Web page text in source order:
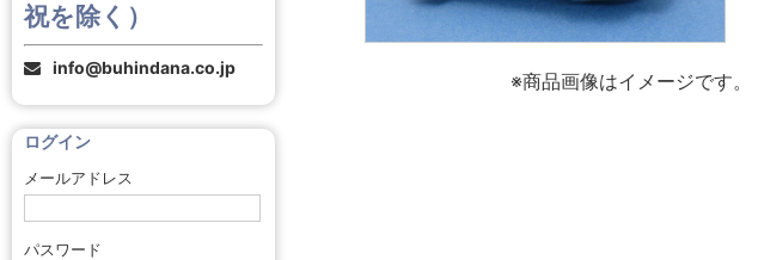
祝を除く）
info@buhindana.co.jp
ログイン
メールアドレス
パスワード
※商品画像はイメージです。